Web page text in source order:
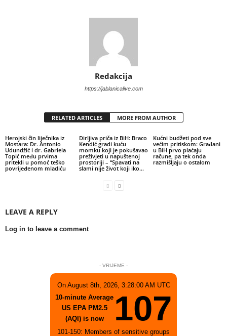
Redakcija
https://jablanicalive.com
RELATED ARTICLES MORE FROM AUTHOR
Herojski čin liječnika iz
Mostara: Dr. Antonio
Udundžić i dr. Gabriela
Topić među prvima
pritekli u pomoć teško
povrijeđenom mladiću
Dirljiva priča iz BiH: Braco
Kendić gradi kuću
momku koji je pokušavao
preživjeti u napuštenoj
prostoriji – “Spavati na
slami nije život koji iko...
Kućni budžeti pod sve
većim pritiskom: Građani
u BiH prvo plaćaju
račune, pa tek onda
razmišljaju o ostalom
LEAVE A REPLY
Log in to leave a comment
- VRIJEME -
On August 8th, 2026, 3:28:00 AM UTC
10-minute Average
US EPA PM2.5
(AQI) is now
107
101-150: Members of sensitive groups